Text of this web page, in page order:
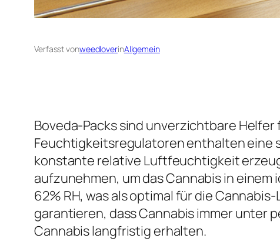
Verfasst vonweedloverinAllgemein
Boveda-Packs sind unverzichtbare
Feuchtigkeitsregulatoren enthalten eine
konstante relative Luftfeuchtigkeit
aufzunehmen, um das Cannabis in
62% RH, was als optimal für die
garantieren, dass Cannabis immer unter
Cannabis langfristig erhalten.